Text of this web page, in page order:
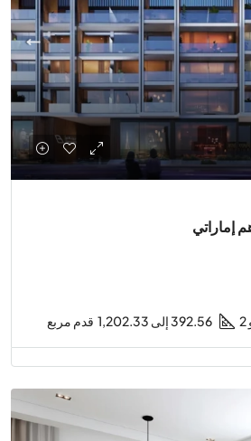
392.56 إلى 1,202.33 قدم مربع